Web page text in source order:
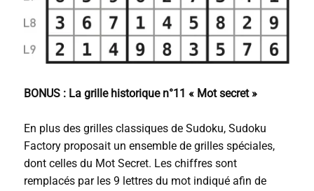
BONUS : La grille historique n°11 « Mot secret »
En plus des grilles classiques de Sudoku, Sudoku
Factory proposait un ensemble de grilles spéciales,
dont celles du Mot Secret. Les chiffres sont
remplacés par les 9 lettres du mot indiqué afin de